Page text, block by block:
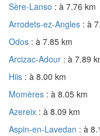
Sère-Lanso : à 7.76 km
Arrodets-ez-Angles : à
Odos : à 7.85 km
Arcizac-Adour : à 7.89
Hiis : à 8.00 km
Momères : à 8.05 km
Azereix : à 8.09 km
Aspin-en-Lavedan : à